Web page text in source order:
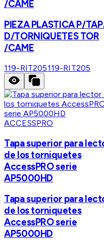
/CAME
PIEZA PLASTICA P/
D/TORNIQUETES TOR
/CAME
119-RIT205119-RIT205
ACCESSPRO
Tapa superior para
de los torniquetes
AccessPRO serie
AP5000HD
Tapa superior para
de los torniquetes
AccessPRO serie
AP5000HD